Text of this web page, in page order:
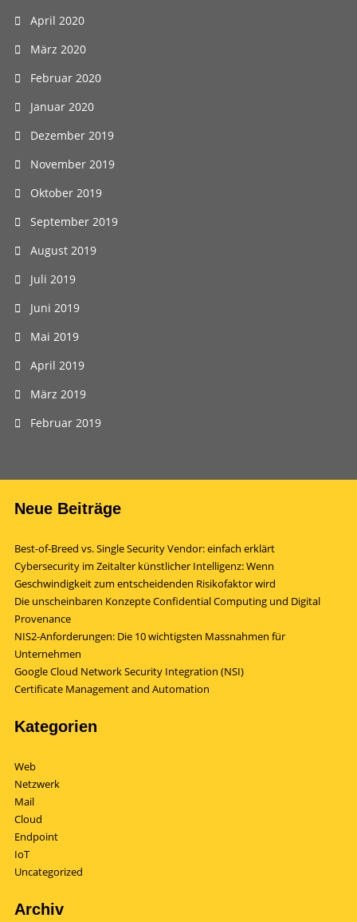
April 2020
März 2020
Februar 2020
Januar 2020
Dezember 2019
November 2019
Oktober 2019
September 2019
August 2019
Juli 2019
Juni 2019
Mai 2019
April 2019
März 2019
Februar 2019
Neue Beiträge
Best-of-Breed vs. Single Security Vendor: einfach erklärt
Cybersecurity im Zeitalter künstlicher Intelligenz: Wenn
Geschwindigkeit zum entscheidenden Risikofaktor wird
Die unscheinbaren Konzepte Confidential Computing und Digital
Provenance
NIS2-Anforderungen: Die 10 wichtigsten Massnahmen für
Unternehmen
Google Cloud Network Security Integration (NSI)
Certificate Management and Automation
Kategorien
Web
Netzwerk
Mail
Cloud
Endpoint
IoT
Uncategorized
Archiv